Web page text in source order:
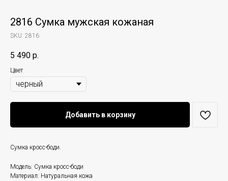
2816 Сумка мужская кожаная
SKU: 2816
5 490 р.
Цвет
Добавить в корзину
Сумка кросс-боди.
Модель: Сумка кросс-боди
Материал: Натуральная кожа